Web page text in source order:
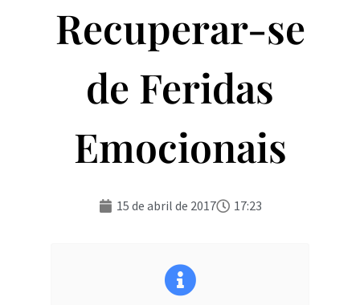
Recuperar-se
de Feridas
Emocionais
15 de abril de 2017 17:23